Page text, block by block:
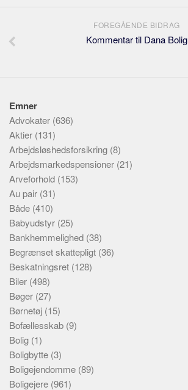
FOREGÅENDE BIDRAG
Kommentar til Dana Bolig
Emner
Advokater (636)
Aktier (131)
Arbejdsløshedsforsikring (8)
Arbejdsmarkedspensioner (21)
Arveforhold (153)
Au pair (31)
Både (410)
Babyudstyr (25)
Bankhemmelighed (38)
Begrænset skattepligt (36)
Beskatningsret (128)
Biler (498)
Bøger (27)
Børnetøj (15)
Bofællesskab (9)
Bolig (1)
Boligbytte (3)
Boligejendomme (89)
Boligejere (961)